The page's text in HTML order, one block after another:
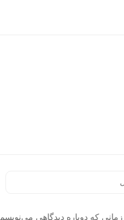
که دوباره دیدگاهی می‌نویسم.